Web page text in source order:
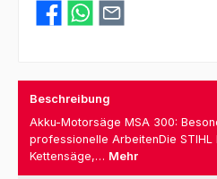
Beschreibung
Akku-Motorsäge MSA 300:
professionelle ArbeitenDie
Kettensäge,… Mehr